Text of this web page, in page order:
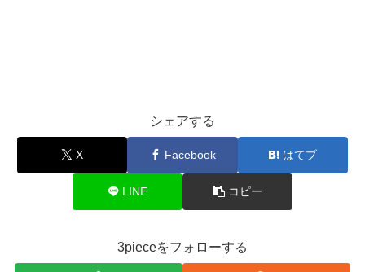
シェアする
X Facebook はてブ
LINE コピー
3pieceをフォローする